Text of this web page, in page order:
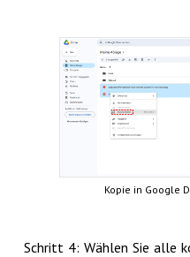
Kopie in Google
Schritt 4: Wählen Sie alle